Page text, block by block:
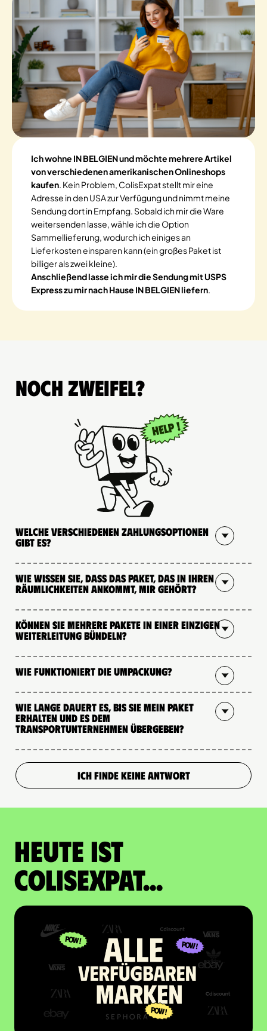
Ich wohne IN BELGIEN und möchte mehrere Artikel
von verschiedenen amerikanischen Onlineshops
kaufen. Kein Problem, ColisExpat stellt mir eine
Adresse in den USA zur Verfügung und nimmt meine
Sendung dort in Empfang. Sobald ich mir die Ware
weitersenden lasse, wähle ich die Option
Sammellieferung, wodurch ich einiges an
Lieferkosten einsparen kann (ein großes Paket ist
billiger als zwei kleine).
Anschließend lasse ich mir die Sendung mit USPS
Express zu mir nach Hause IN BELGIEN liefern.
Noch Zweifel?
Welche verschiedenen Zahlungsoptionen
gibt es?
Wie wissen Sie, dass das Paket, das in Ihren
Räumlichkeiten ankommt, mir gehört?
Können Sie mehrere Pakete in einer einzigen
Weiterleitung bündeln?
Wie funktioniert die Umpackung?
Wie lange dauert es, bis Sie mein Paket
erhalten und es dem
Transportunternehmen übergeben?
ICH FINDE KEINE ANTWORT
Heute ist
Colisexpat...